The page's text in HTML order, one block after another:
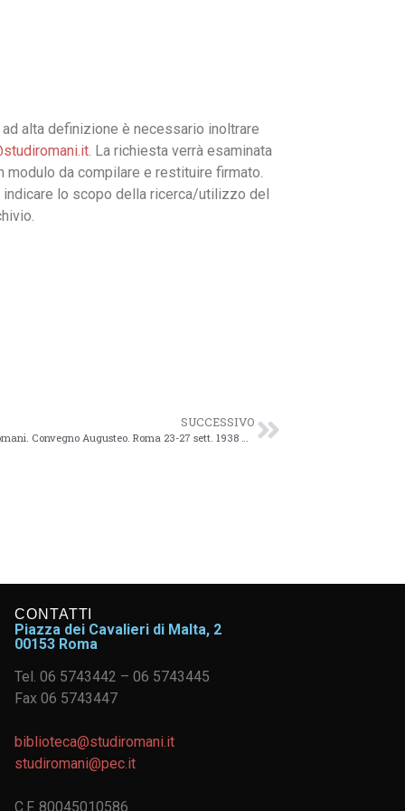
alta definizione è necessario inoltrare
. La richiesta verrà esaminata
modulo da compilare e restituire firmato.
lo scopo della ricerca/utilizzo del
SUCCESSIVO
1938/03/23 – Istituto nazionale di Studi romani. Convegno Augusteo. Roma 23-27 sett. 1938 XVI – 21
CONTATTI
Piazza dei Cavalieri di Malta, 2
00153 Roma
Tel. 06 5743442 – 06 5743445
Fax 06 5743447
biblioteca@studiromani.it
studiromani@pec.it
C.F. 80045010586